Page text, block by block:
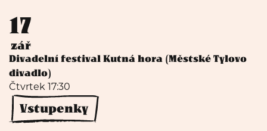
17
zář
Divadelní festival Kutná hora (Městské Tylovo
divadlo)
Čtvrtek 17:30
Vstupenky